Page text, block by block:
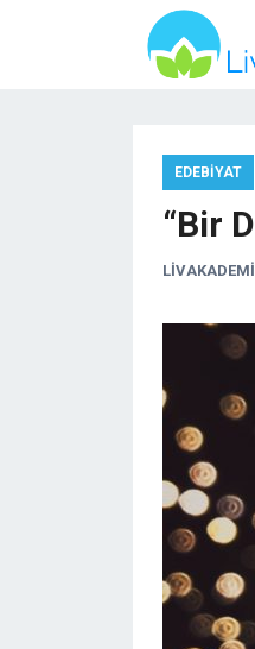
EDEBIYAT
“Bir
LIVAKADEMI